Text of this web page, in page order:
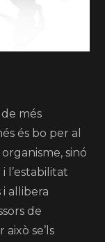
més
és bo per al
sinó
l’estabilitat
allibera
de
se’ls